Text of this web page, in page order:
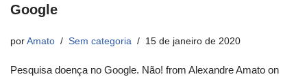
Google
por Amato Sem categoria 15 de janeiro de 2020
Pesquisa doença no Google. Não! from Alexandre Amato on